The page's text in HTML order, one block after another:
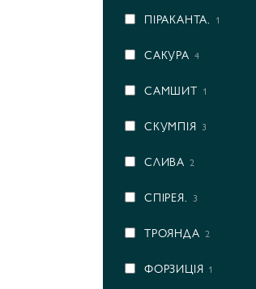
ПІРАКАНТА. 1
САКУРА 4
САМШИТ 1
СКУМПІЯ 3
СЛИВА 2
СПІРЕЯ. 3
ТРОЯНДА 2
ФОРЗИЦІЯ 1